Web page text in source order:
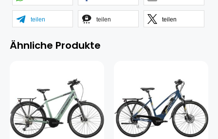
teilen teilen teilen
Ähnliche Produkte